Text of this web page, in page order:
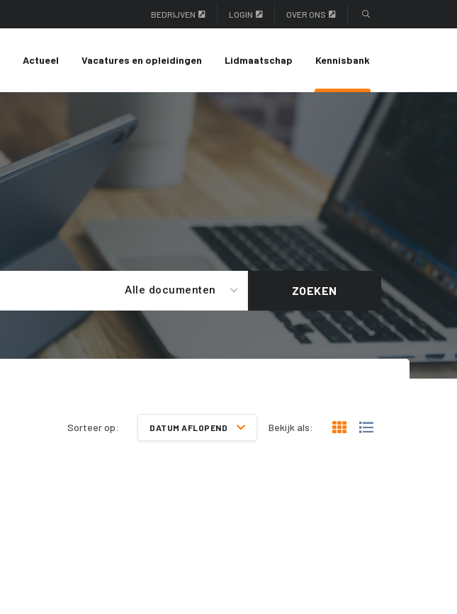
BEDRIJVEN LOGIN OVER ONS
Actueel Vacatures en opleidingen Lidmaatschap Kennisbank
Alle documenten ZOEKEN
Sorteer op: DATUM AFLOPEND Bekijk als: